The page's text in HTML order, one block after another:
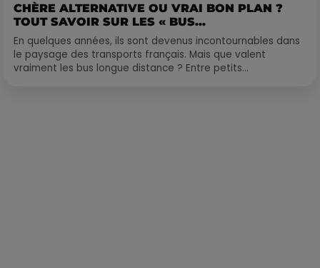
CHÈRE ALTERNATIVE OU VRAI BON PLAN ?
TOUT SAVOIR SUR LES « BUS...
En quelques années, ils sont devenus incontournables dans
le paysage des transports français. Mais que valent
vraiment les bus longue distance ? Entre petits...